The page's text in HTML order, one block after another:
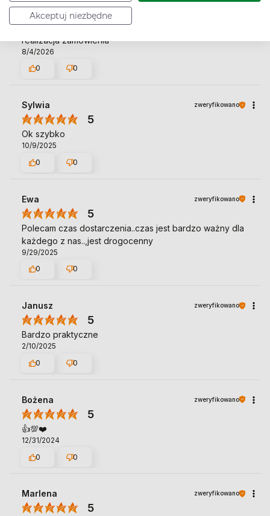
Akceptuj niezbędne
Ferdynand
5
realizacja zamówienia
8/4/2026
0
0
Sylwia zweryfikowano
5
Ok szybko
10/9/2025
0
0
Ewa zweryfikowano
5
Polecam czas dostarczenia..czas jest bardzo ważny dla
każdego z nas..,jest drogocenny
9/29/2025
0
0
Janusz zweryfikowano
5
Bardzo praktyczne
2/10/2025
0
0
Bożena zweryfikowano
5
👍️💯❤️
12/31/2024
0
0
Marlena zweryfikowano
5